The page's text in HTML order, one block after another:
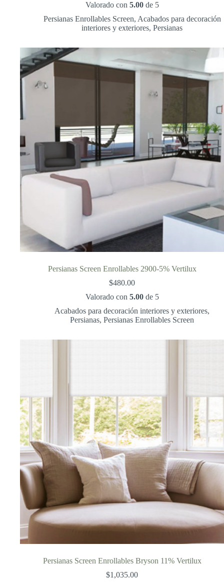
Valorado con 5.00de 5
Persianas Enrollables Screen, Acabados para decoración
interiores y exteriores, Persianas
Persianas Screen Enrollables 2900-5% Vertilux
$480.00
Valorado con 5.00de 5
Acabados para decoración interiores y exteriores,
Persianas, Persianas Enrollables Screen
Persianas Screen Enrollables Bryson 11% Vertilux
$1,035.00